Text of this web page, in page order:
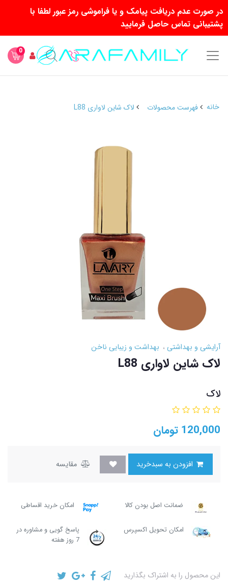
در صورت عدم دریافت پیامک و یا فراموشی رمز عبور لطفا با
پشتیبانی تماس حاصل فرمایید
0
خانه فهرست محصولات لاک شاین لاواری L88
آرایشی و بهداشتی بهداشت و زیبایی ناخن
لاک شاین لاواری L88
لاک
120,000 تومان
مقایسه
ضمانت اصل بودن کالا امکان خرید اقساطی
امکان تحویل اکسپرس
پاسخ گویی و مشاوره در
7 روز هفته
این محصول را به اشتراک بگذارید